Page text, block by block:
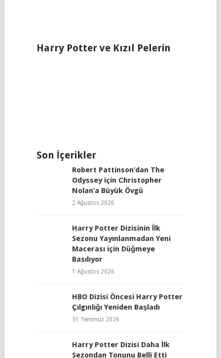
Harry Potter ve Kızıl Pelerin
Son İçerikler
Robert Pattinson’dan The
Odyssey için Christopher
Nolan’a Büyük Övgü
2 Ağustos 2026
Harry Potter Dizisinin İlk
Sezonu Yayınlanmadan Yeni
Macerası için Düğmeye
Basılıyor
1 Ağustos 2026
HBO Dizisi Öncesi Harry Potter
Çılgınlığı Yeniden Başladı
31 Temmuz 2026
Harry Potter Dizisi Daha İlk
Sezondan Tonunu Belli Etti